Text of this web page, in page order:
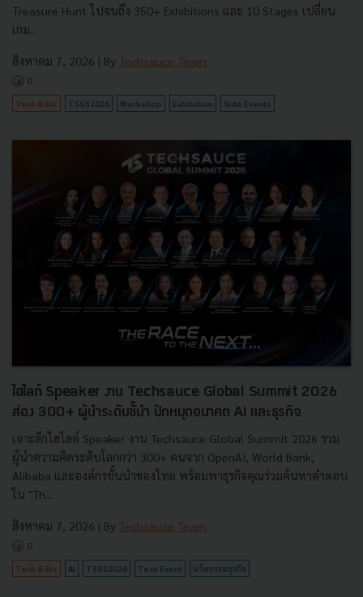
Treasure Hunt ไปจนถึง 350+ Exhibitions และ 10 Stages เปลี่ยน
เกม...
สิงหาคม 7, 2026 | By Techsauce Team
0
Tech & Biz TSGS2026 Workshop Exhibition Side Events
ไฮไลต์ Speaker งาน Techsauce Global Summit 2026
ส่อง 300+ ผู้นำระดับชั้นำ ปักหมุดอนาคต AI และธุรกิจ
เจาะลึกไฮไลต์ Speaker งาน Techsauce Global Summit 2026 รวม
ผู้นำความคิดระดับโลกกว่า 300+ คนจาก OpenAI, World Bank,
Alibaba และองค์กรชั้นนำของไทย พร้อมพาธุรกิจคุณร่วมค้นหาคำตอบ
ใน "Th...
สิงหาคม 7, 2026 | By Techsauce Team
0
Tech & Biz AI TSGS2026 Tech Event นวัตกรรมธุรกิจ